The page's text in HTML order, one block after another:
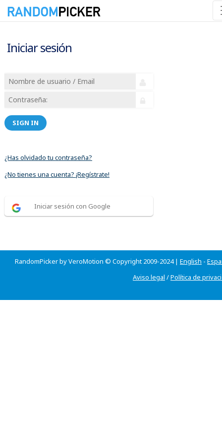
Iniciar sesión
SIGN IN
¿Has olvidado tu contraseña?
¿No tienes una cuenta? ¡Regístrate!
Iniciar sesión con Google
RandomPicker by VeroMotion © Copyright 2009-2024 | English -
Aviso legal /Política de